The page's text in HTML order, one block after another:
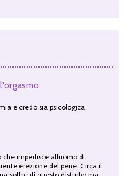
e credo sia psicologica.
impedisce alluomo di
erezione del pene. Circa il